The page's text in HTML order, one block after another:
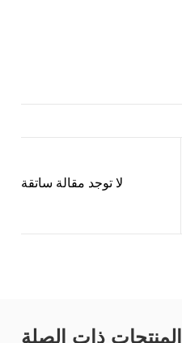
لا توجد مقالة ساتقة
المنتجات ذات الصلة